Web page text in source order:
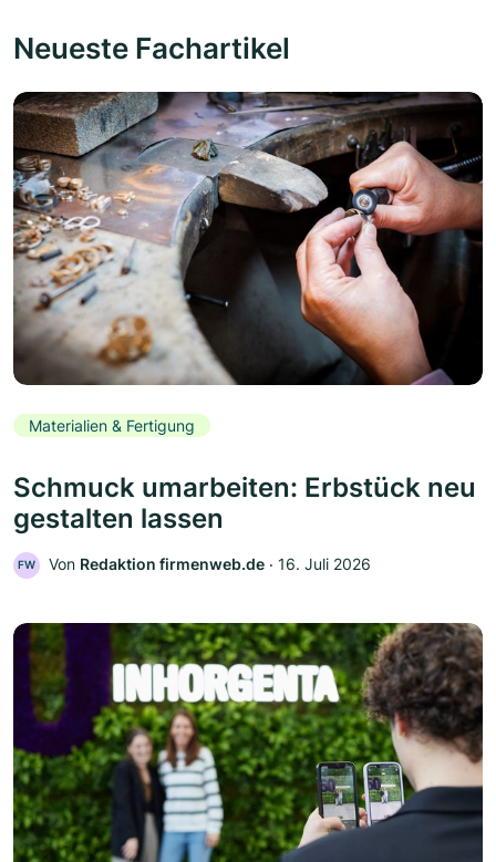
Neueste Fachartikel
Materialien & Fertigung
Schmuck umarbeiten: Erbstück neu
gestalten lassen
FW Von Redaktion firmenweb.de ‧ 16. Juli 2026